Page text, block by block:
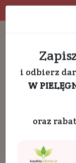
i odbierz
W
oraz rabat